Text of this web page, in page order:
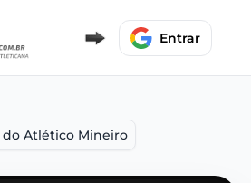
Entrar
do Atlético Mineiro